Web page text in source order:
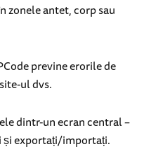
zonele antet, corp sau
previne erorile de
ul dvs.
dintr-un ecran central –
și exportați/importați.